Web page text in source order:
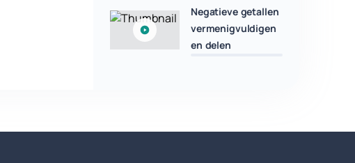
Negatieve getallen
vermenigvuldigen
en delen